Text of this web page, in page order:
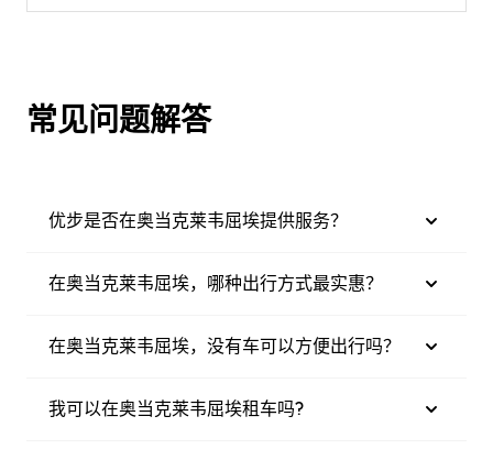
常见问题解答
优步是否在奥当克莱韦屈埃提供服务？
在奥当克莱韦屈埃，哪种出行方式最实惠？
在奥当克莱韦屈埃，没有车可以方便出行吗？
我可以在奥当克莱韦屈埃租车吗?